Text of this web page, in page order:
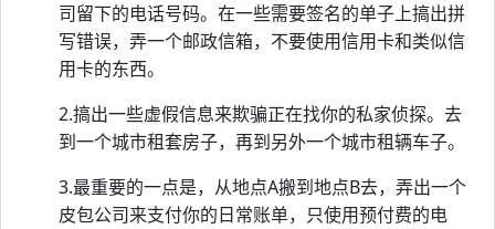
司留下的电话号码。在一些需要签名的单子上搞出拼
写错误，弄一个邮政信箱，不要使用信用卡和类似信
用卡的东西。
2.搞出一些虚假信息来欺骗正在找你的私家侦探。去
到一个城市租套房子，再到另外一个城市租辆车子。
3.最重要的一点是，从地点A搬到地点B去，弄出一个
皮包公司来支付你的日常账单，只使用预付费的电